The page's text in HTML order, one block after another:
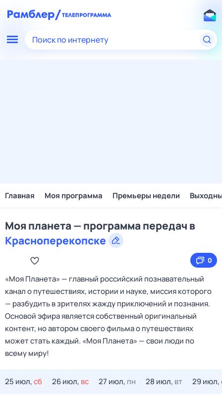
Поиск по интернету
Главная Моя программа Премьеры недели
Моя планета — программа передач в
Красноперекопске
0
«Моя Планета» — главный российский познавательный
канал о путешествиях, истории и науке, миссия которого
— разбудить в зрителях жажду приключений и познания.
Основой эфира является собственный оригинальный
контент, но автором своего фильма о путешествиях
может стать каждый. «Моя Планета» — свои люди по
всему миру!
25 июл,сб 26 июл, вс 27 июл, пн 28 июл, вт 29 июл,